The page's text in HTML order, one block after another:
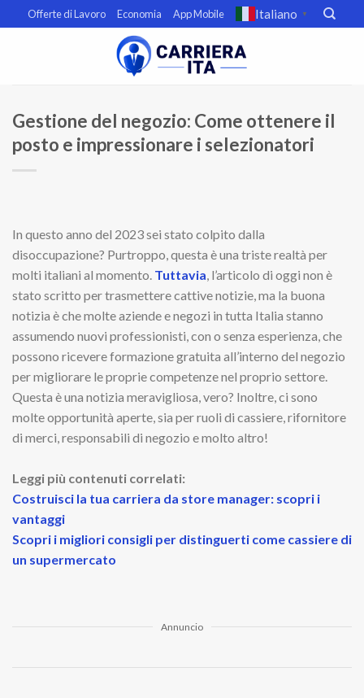
to
Offerte di Lavoro Economia App Mobile Italiano ▼
Gestione del negozio: Come ottenere il
posto e impressionare i selezionatori
In questo anno del 2023 sei stato colpito dalla
disoccupazione? Purtroppo, questa è una triste realtà per
molti italiani al momento. Tuttavia, l’articolo di oggi non è
stato scritto per trasmettere cattive notizie, ma la buona
notizia è che molte aziende e negozi in tutta Italia stanno
assumendo nuovi professionisti, con o senza esperienza, che
possono ricevere formazione gratuita all’interno del negozio
per migliorare le proprie competenze nel proprio settore.
Questa è una notizia meravigliosa, vero? Inoltre, ci sono
molte opportunità aperte, sia per ruoli di cassiere, rifornitore
di merci, responsabili di negozio e molto altro!
Leggi più contenuti correlati:
Costruisci la tua carriera da store manager: scopri i
vantaggi
Scopri i migliori consigli per distinguerti come cassiere di
un supermercato
Annuncio